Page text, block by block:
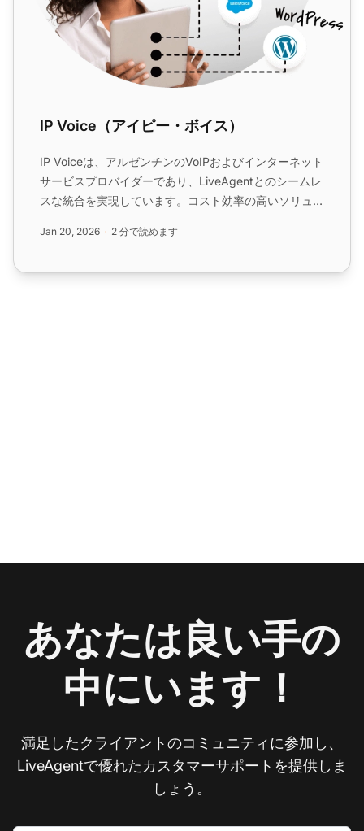
IP Voice（アイピー・ボイス）
IP Voiceは、アルゼンチンのVoIPおよびインターネット
サービスプロバイダーであり、LiveAgentとのシームレ
スな統合を実現しています。コスト効率の高いソリュー
せます。LiveAgentとの統合は無料ですが、サービス利
Jan 20, 2026 2 分で読めます
あなたは良い手の
中にいます！
満足したクライアントのコミュニティに参加し、
LiveAgentで優れたカスタマーサポートを提供しま
しょう。